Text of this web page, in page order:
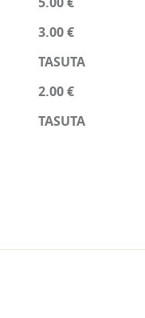
3.00 €
TASUTA
2.00 €
TASUTA